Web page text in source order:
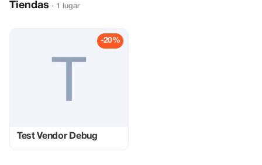
Tiendas · 1 lugar
-20%
Test Vendor Debug